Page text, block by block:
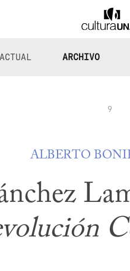
ARCHIVO
9
ALBERTO